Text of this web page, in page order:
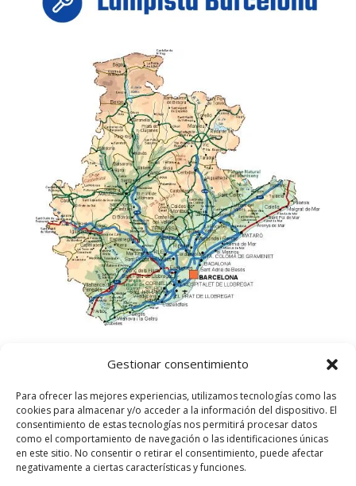
Gestionar consentimiento
Para ofrecer las mejores experiencias, utilizamos tecnologías como las
cookies para almacenar y/o acceder a la información del dispositivo. El
consentimiento de estas tecnologías nos permitirá procesar datos
como el comportamiento de navegación o las identificaciones únicas
en este sitio. No consentir o retirar el consentimiento, puede afectar
negativamente a ciertas características y funciones.